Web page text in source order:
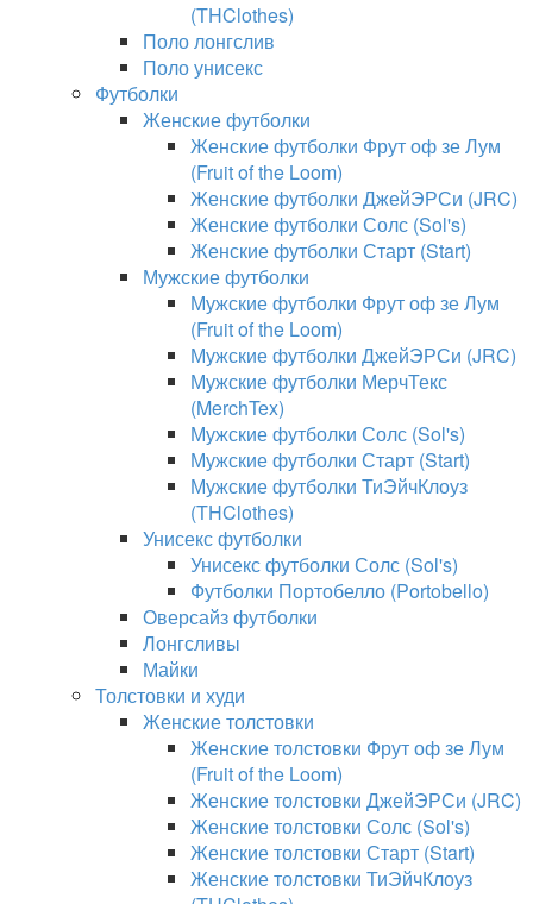
(THClothes)
Поло лонгслив
Поло унисекс
Футболки
Женские футболки
Женские футболки Фрут оф зе Лум
(Fruit of the Loom)
Женские футболки ДжейЭРСи (JRC)
Женские футболки Солс (Sol's)
Женские футболки Старт (Start)
Мужские футболки
Мужские футболки Фрут оф зе Лум
(Fruit of the Loom)
Мужские футболки ДжейЭРСи (JRC)
Мужские футболки МерчТекс
(MerchTex)
Мужские футболки Солс (Sol's)
Мужские футболки Старт (Start)
Мужские футболки ТиЭйчКлоуз
(THClothes)
Унисекс футболки
Унисекс футболки Солс (Sol's)
Футболки Портобелло (Portobello)
Оверсайз футболки
Лонгсливы
Майки
Толстовки и худи
Женские толстовки
Женские толстовки Фрут оф зе Лум
(Fruit of the Loom)
Женские толстовки ДжейЭРСи (JRC)
Женские толстовки Солс (Sol's)
Женские толстовки Старт (Start)
Женские толстовки ТиЭйчКлоуз